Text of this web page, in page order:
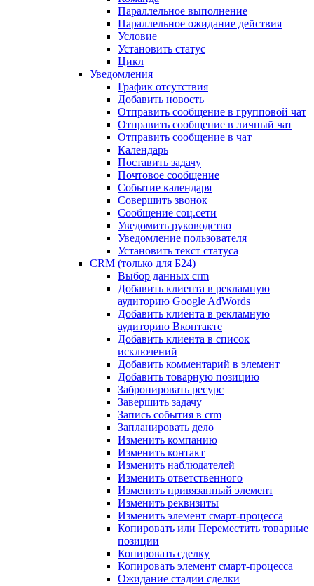
Параллельное выполнение
Параллельное ожидание действия
Условие
Установить статус
Цикл
Уведомления
График отсутствия
Добавить новость
Отправить сообщение в групповой чат
Отправить сообщение в личный чат
Отправить сообщение в чат
Календарь
Поставить задачу
Почтовое сообщение
Событие календаря
Совершить звонок
Сообщение соц.сети
Уведомить руководство
Уведомление пользователя
Установить текст статуса
CRM (только для Б24)
Выбор данных crm
Добавить клиента в рекламную
аудиторию Google AdWords
Добавить клиента в рекламную
аудиторию Вконтакте
Добавить клиента в список
исключений
Добавить комментарий в элемент
Добавить товарную позицию
Забронировать ресурс
Завершить задачу
Запись события в crm
Запланировать дело
Изменить компанию
Изменить контакт
Изменить наблюдателей
Изменить ответственного
Изменить привязанный элемент
Изменить реквизиты
Изменить элемент смарт-процесса
Копировать или Переместить товарные
позиции
Копировать сделку
Копировать элемент смарт-процесса
Ожидание стадии сделки